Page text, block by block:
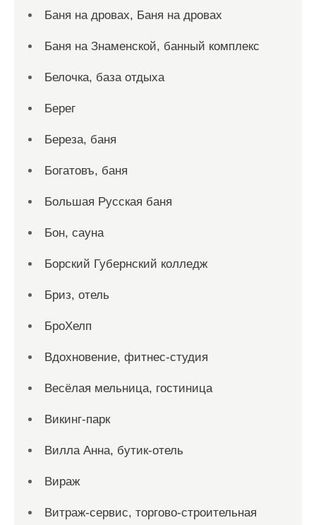
Баня на дровах, Баня на дровах
Баня на Знаменской, банный комплекс
Белочка, база отдыха
Берег
Береза, баня
Богатовъ, баня
Большая Русская баня
Бон, сауна
Борский Губернский колледж
Бриз, отель
БроХелп
Вдохновение, фитнес-студия
Весёлая мельница, гостиница
Викинг-парк
Вилла Анна, бутик-отель
Вираж
Витраж-сервис, торгово-строительная